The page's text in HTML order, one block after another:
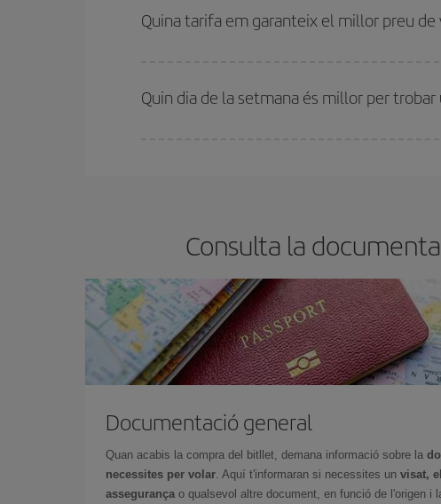
motiu, comprar amb antelació és
fonamental per
Quina tarifa em garanteix el millor preu de
Quin dia de la setmana és millor per
Consulta la
Documentació general
Quan acabis la compra del bitllet, demana informació sobre la
necessites per volar. Aquí t'informaran si necessites un visat,
assegurança o qualsevol altre document, en funció de l'origen i